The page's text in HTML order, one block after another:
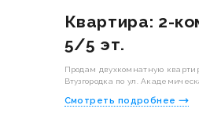
Квартира: 2-
5/5 эт.
Продам двухкомнатную
Втузгородка по ул.
Смотреть подробнее